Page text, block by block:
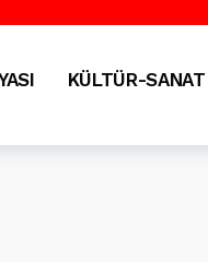
KÜLTÜR-SANAT